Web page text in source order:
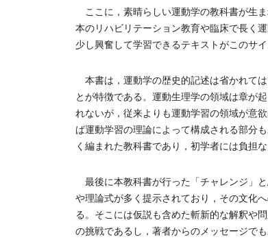
ここに，素晴らしい運動学の教科書が生
本のリハビリテーション教育や臨床で長く
少し興奮して学習できるテキストがこのサ
本書は，運動学の歴史的記述は省かれて
とが特徴である。運動生理学の領域は章が
れないが，従来よりも運動学習の領域が意
ば運動学習の理論によって構成される部分
く編まれた教科書であり，初学者には負担
最後に本教科書が行った「チャレンジ」
や理論式が多く提示されており，その文化
る。そこには仮説も含めた斬新的な解釈や
の挑戦であるし，著者からのメッセージでも